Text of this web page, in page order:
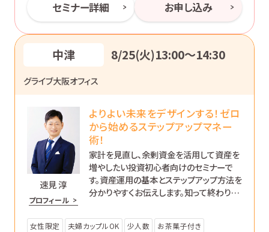
セミナー詳細 お申し込み
中津 8/25(火)13:00〜14:30
グライブ大阪オフィス
速見 淳
プロフィール
よりよい未来をデザインする！ゼロ
から始めるステップアップマネー
術！
家計を見直し、余剰資金を活用して資産を
増やしたい投資初心者向けのセミナーで
す。資産運用の基本とステップアップ方法を
分かりやすくお伝えします。知って終わりで
座です。
女性限定 夫婦カップルOK 少人数 お茶菓子付き